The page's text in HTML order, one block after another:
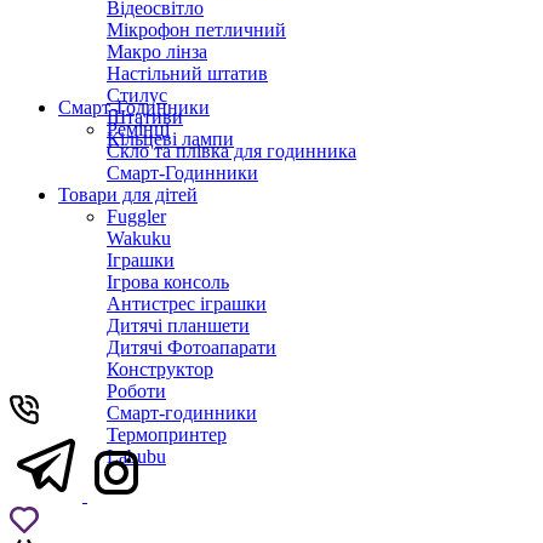
Відеосвітло
Мікрофон петличний
Макро лінза
Настільний штатив
Стилус
Штативи
Кільцеві лампи
Смарт-Годинники
Ремінці
Скло та плівка для годинника
Смарт-Годинники
Товари для дітей
Fuggler
Wakuku
Іграшки
Ігрова консоль
Антистрес іграшки
Дитячi планшети
Дитячі Фотоапарати
Конструктор
Роботи
Смарт-годинники
Термопринтер
Labubu